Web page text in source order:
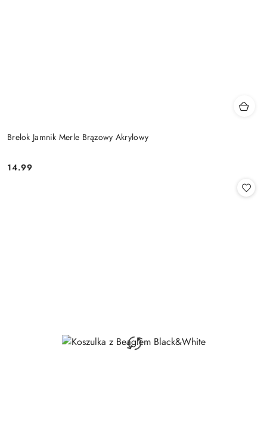
Brelok Jamnik Merle Brązowy Akrylowy
Cena:
14.99